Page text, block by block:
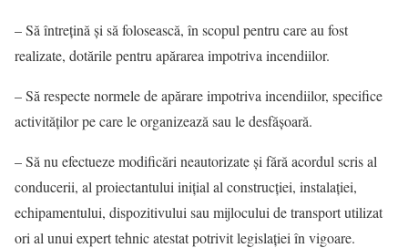
– Să întreţină şi să folosească, în scopul pentru care au fost
realizate, dotările pentru apărarea impotriva incendiilor.
– Să respecte normele de apărare impotriva incendiilor, specifice
activităţilor pe care le organizează sau le desfăşoară.
– Să nu efectueze modificări neautorizate şi fără acordul scris al
conducerii, al proiectantului iniţial al construcţiei, instalaţiei,
echipamentului, dispozitivului sau mijlocului de transport utilizat
ori al unui expert tehnic atestat potrivit legislaţiei în vigoare.